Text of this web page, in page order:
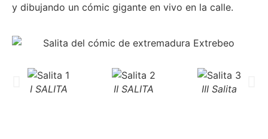
y dibujando un cómic gigante en vivo en la calle.
I SALITA II SALITA III Salita